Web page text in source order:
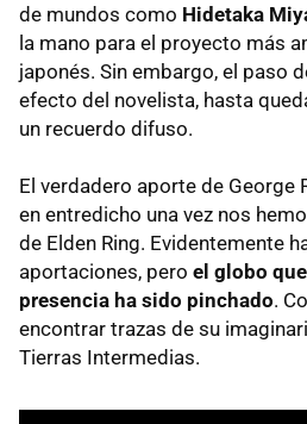
de mundos como Hidetaka
la mano para el proyecto más
japonés. Sin embargo, el paso
efecto del novelista, hasta
un recuerdo difuso.
El verdadero aporte de George
en entredicho una vez nos
de Elden Ring. Evidentemente
aportaciones, pero el globo
presencia ha sido pinchado.
encontrar trazas de su
Tierras Intermedias.